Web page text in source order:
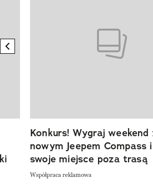
previous element
Konkurs! Wygraj weekend
nowym Jeepem Compass
swoje miejsce poza trasą
Współpraca reklamowa